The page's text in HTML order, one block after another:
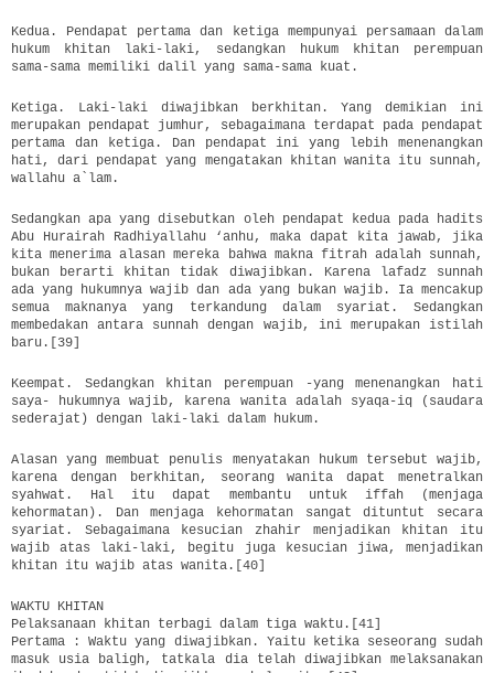
Kedua. Pendapat pertama dan ketiga mempunyai persamaan dalam
hukum khitan laki-laki, sedangkan hukum khitan perempuan
sama-sama memiliki dalil yang sama-sama kuat.
Ketiga. Laki-laki diwajibkan berkhitan. Yang demikian ini
merupakan pendapat jumhur, sebagaimana terdapat pada pendapat
pertama dan ketiga. Dan pendapat ini yang lebih menenangkan
hati, dari pendapat yang mengatakan khitan wanita itu sunnah,
wallahu a`lam.
Sedangkan apa yang disebutkan oleh pendapat kedua pada hadits
Abu Hurairah Radhiyallahu ‘anhu, maka dapat kita jawab, jika
kita menerima alasan mereka bahwa makna fitrah adalah sunnah,
bukan berarti khitan tidak diwajibkan. Karena lafadz sunnah
ada yang hukumnya wajib dan ada yang bukan wajib. Ia mencakup
semua maknanya yang terkandung dalam syariat. Sedangkan
membedakan antara sunnah dengan wajib, ini merupakan istilah
baru.[39]
Keempat. Sedangkan khitan perempuan -yang menenangkan hati
saya- hukumnya wajib, karena wanita adalah syaqa-iq (saudara
sederajat) dengan laki-laki dalam hukum.
Alasan yang membuat penulis menyatakan hukum tersebut wajib,
karena dengan berkhitan, seorang wanita dapat menetralkan
syahwat. Hal itu dapat membantu untuk iffah (menjaga
kehormatan). Dan menjaga kehormatan sangat dituntut secara
syariat. Sebagaimana kesucian zhahir menjadikan khitan itu
wajib atas laki-laki, begitu juga kesucian jiwa, menjadikan
khitan itu wajib atas wanita.[40]
WAKTU KHITAN
Pelaksanaan khitan terbagi dalam tiga waktu.[41]
Pertama : Waktu yang diwajibkan. Yaitu ketika seseorang sudah
masuk usia baligh, tatkala dia telah diwajibkan melaksanakan